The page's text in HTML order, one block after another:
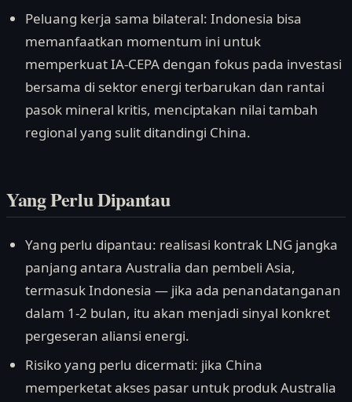
Peluang kerja sama bilateral: Indonesia bisa
memanfaatkan momentum ini untuk
memperkuat IA-CEPA dengan fokus pada investasi
bersama di sektor energi terbarukan dan rantai
pasok mineral kritis, menciptakan nilai tambah
regional yang sulit ditandingi China.
Yang Perlu Dipantau
Yang perlu dipantau: realisasi kontrak LNG jangka
panjang antara Australia dan pembeli Asia,
termasuk Indonesia — jika ada penandatanganan
dalam 1-2 bulan, itu akan menjadi sinyal konkret
pergeseran aliansi energi.
Risiko yang perlu dicermati: jika China
memperketat akses pasar untuk produk Australia